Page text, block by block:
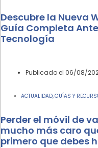
Descubre la Nueva
Guía Completa
Tecnología
Publicado el 06/08/
ACTUALIDAD GUÍAS Y
Perder el móvil de
mucho más caro
primero que debes